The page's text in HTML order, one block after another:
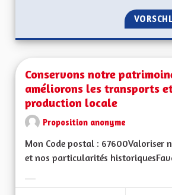
Conservons notre
améliorons les transports
production locale
Proposition anonyme
Mon Code postal : 67600Valoriser
et nos particularités